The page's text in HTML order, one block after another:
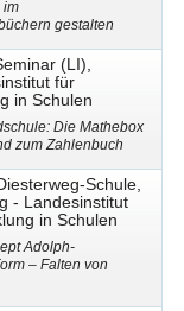
im
gestalten
(LI),
für
in Schulen
Die Mathebox
zum Zahlenbuch
Schule,
- Landesinstitut
in Schulen
Adolph-
– Falten von